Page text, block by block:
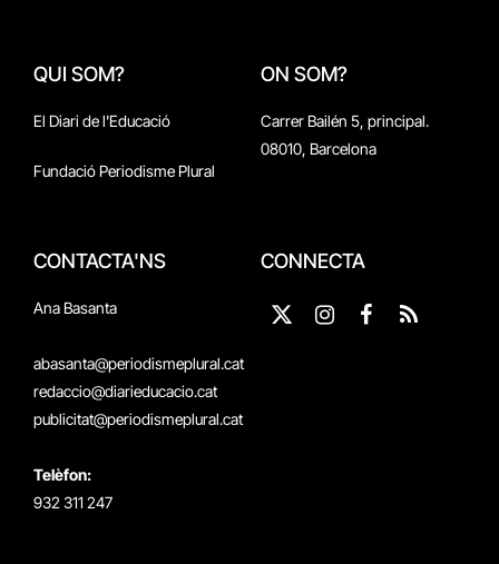
QUI SOM?
El Diari de l'Educació
Fundació Periodisme Plural
ON SOM?
Carrer Bailén 5, principal.
08010, Barcelona
CONTACTA'NS
Ana Basanta
abasanta@periodismeplural.cat
redaccio@diarieducacio.cat
publicitat@periodismeplural.cat
Telèfon:
932 311 247
CONNECTA
X
InstagramFacebook
RSS